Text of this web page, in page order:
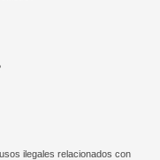
ilegales relacionados con